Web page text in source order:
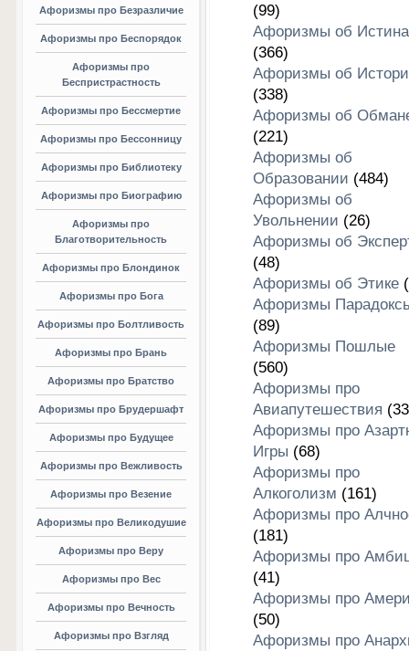
Афоризмы про Безразличие
Афоризмы про Беспорядок
Афоризмы про
Беспристрастность
Афоризмы про Бессмертие
Афоризмы про Бессонницу
Афоризмы про Библиотеку
Афоризмы про Биографию
Афоризмы про
Благотворительность
Афоризмы про Блондинок
Афоризмы про Бога
Афоризмы про Болтливость
Афоризмы про Брань
Афоризмы про Братство
Афоризмы про Брудершафт
Афоризмы про Будущее
Афоризмы про Вежливость
Афоризмы про Везение
Афоризмы про Великодушие
Афоризмы про Веру
Афоризмы про Вес
Афоризмы про Вечность
Афоризмы про Взгляд
(99)
Афоризмы об
(366)
Афоризмы об
(338)
Афоризмы об
(221)
Афоризмы об
Образовании (484)
Афоризмы об
Увольнении (26)
Афоризмы об
(48)
Афоризмы об Этике
Афоризмы
(89)
Афоризмы Пошлые
(560)
Афоризмы про
Авиапутешествия
Афоризмы про
Игры (68)
Афоризмы про
Алкоголизм (161)
Афоризмы про
(181)
Афоризмы про
(41)
Афоризмы про
(50)
Афоризмы про